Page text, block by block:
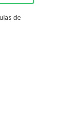
de